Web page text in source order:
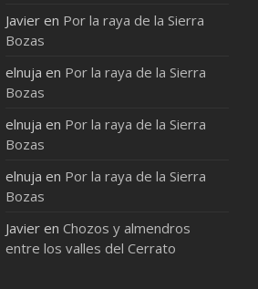
Javier en Por la raya de la Sierra
Bozas
elnuja en Por la raya de la Sierra
Bozas
elnuja en Por la raya de la Sierra
Bozas
elnuja en Por la raya de la Sierra
Bozas
Javier enChozos y almendros
entre los valles del Cerrato